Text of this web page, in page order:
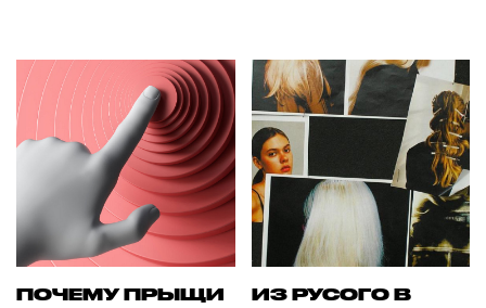
ПОЧЕМУ ПРЫЩИ
ИЗ РУСОГО В